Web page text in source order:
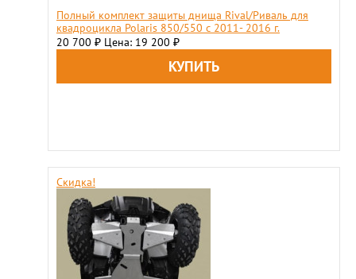
Полный комплект защиты днища Rival/Риваль для
квадроцикла Polaris 850/550 c 2011- 2016 г.
20 700 ₽ Цена: 19 200 ₽
Скидка!